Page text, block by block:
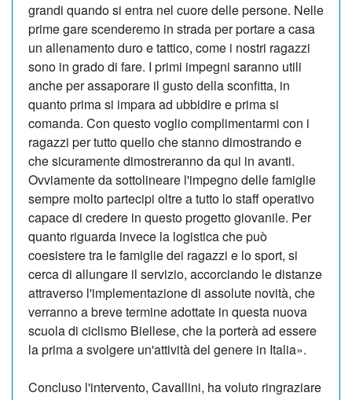
grandi quando si entra nel cuore delle persone. Nelle
prime gare scenderemo in strada per portare a casa
un allenamento duro e tattico, come i nostri ragazzi
sono in grado di fare. I primi impegni saranno utili
anche per assaporare il gusto della sconfitta, in
quanto prima si impara ad ubbidire e prima si
comanda. Con questo voglio complimentarmi con i
ragazzi per tutto quello che stanno dimostrando e
che sicuramente dimostreranno da qui in avanti.
Ovviamente da sottolineare l'impegno delle famiglie
sempre molto partecipi oltre a tutto lo staff operativo
capace di credere in questo progetto giovanile. Per
quanto riguarda invece la logistica che può
coesistere tra le famiglie dei ragazzi e lo sport, si
cerca di allungare il servizio, accorciando le distanze
attraverso l'implementazione di assolute novità, che
verranno a breve termine adottate in questa nuova
scuola di ciclismo Biellese, che la porterà ad essere
la prima a svolgere un'attività del genere in Italia».
Concluso l'intervento, Cavallini, ha voluto ringraziare